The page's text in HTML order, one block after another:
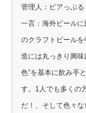
管理人：ビアっぷる
一言：海外ビール
のクラフトビール
造には丸っきり興
色”を基本に飲み手
す。1人でも多くの
だ！、そして色々